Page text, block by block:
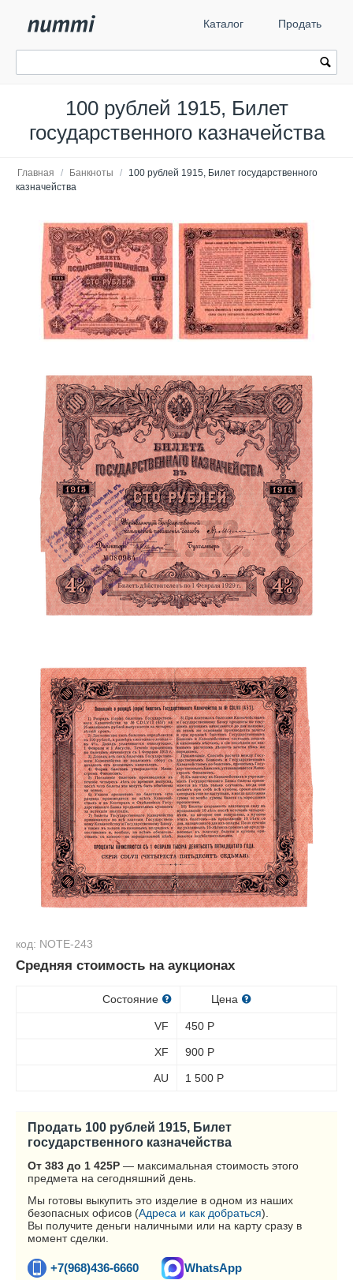
Каталог Продать
100 рублей 1915, Билет
государственного казначейства
Главная / Банкноты /
100 рублей 1915, Билет государственного
казначейства
код: NOTE-243
Средняя стоимость на аукционах
Состояние Цена
VF 450 Р
XF 900 Р
AU 1 500 Р
Продать 100 рублей 1915, Билет
государственного казначейства
От 383 до 1 425Р — максимальная стоимость этого
предмета на сегодняшний день.
Мы готовы выкупить это изделие в одном из наших
безопасных офисов (Адреса и как добраться).
Вы получите деньги наличными или на карту сразу в
момент сделки.
+7(968)436-6660 WhatsApp